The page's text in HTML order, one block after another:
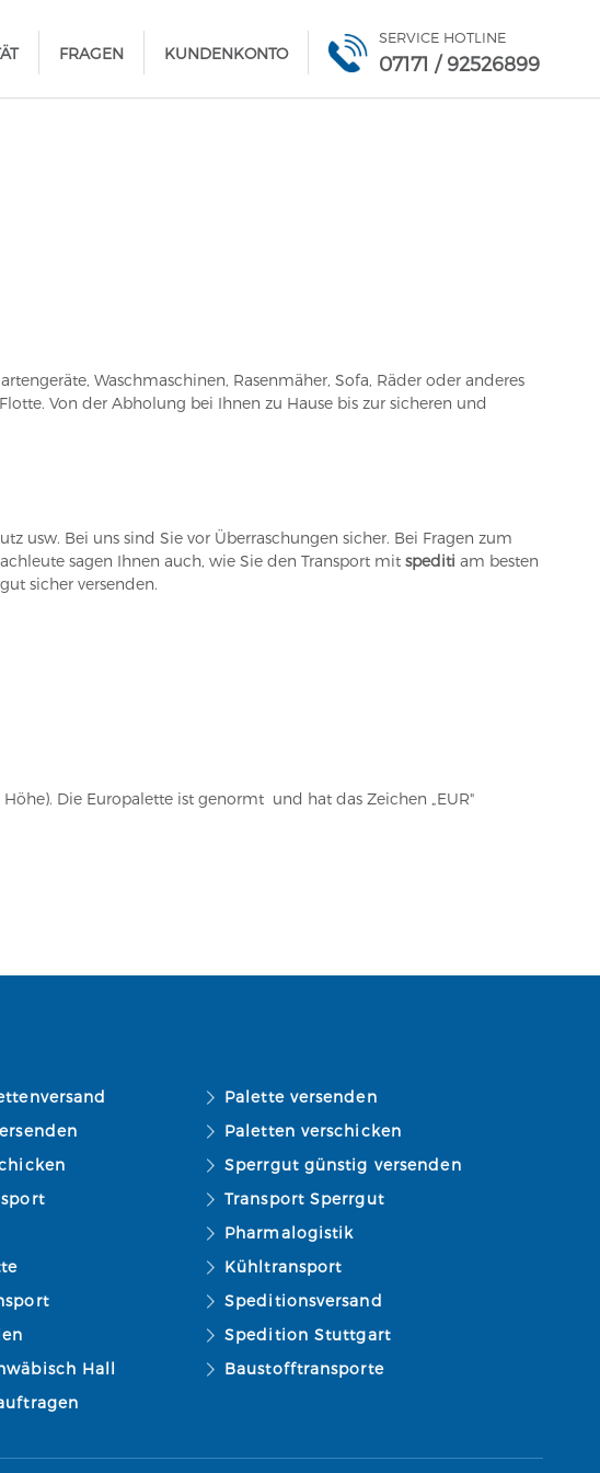
FRAGEN KUNDENKONTO
SERVICE HOTLINE
07171 / 92526899
Waschmaschinen, Rasenmäher, Sofa, Räder oder anderes
Von der Abholung bei Ihnen zu Hause bis zur sicheren und
usw. Bei uns sind Sie vor Überraschungen sicher. Bei Fragen zum
sagen Ihnen auch, wie Sie den Transport mit spediti am besten
sicher versenden.
Die Europalette ist genormt und hat das Zeichen „EUR"
Hall
Palette versenden
Paletten verschicken
Sperrgut günstig versenden
Transport Sperrgut
Pharmalogistik
Kühltransport
Speditionsversand
Spedition Stuttgart
Baustofftransporte